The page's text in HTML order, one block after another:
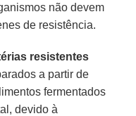
não devem
de resistência.
resistentes
a partir de
fermentados
devido à